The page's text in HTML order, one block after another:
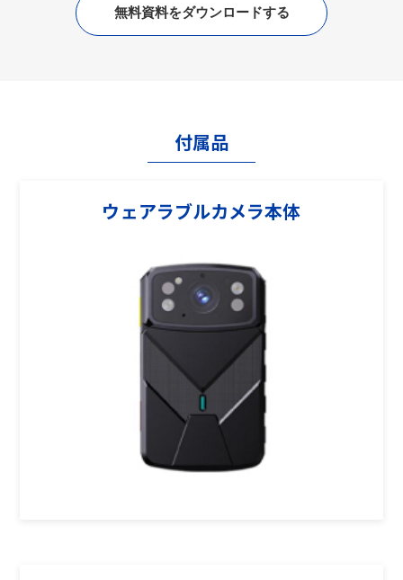
無料資料をダウンロードする
付属品
ウェアラブルカメラ本体